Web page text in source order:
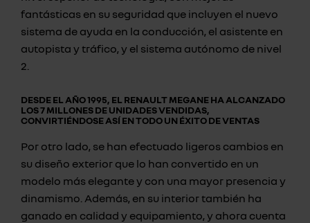
fantásticas en su seguridad que incluyen el nuevo
sistema de ayuda en la conducción, el asistente en
autopista y tráfico, y el sistema autónomo de nivel
2.
DESDE EL AÑO 1995, EL RENAULT MEGANE HA ALCANZADO
LOS 7 MILLONES DE UNIDADES VENDIDAS,
CONVIRTIÉNDOSE ASÍ EN TODO UN ÉXITO DE VENTAS
Por otro lado, se han efectuado ligeros cambios en
su diseño exterior que lo han convertido en un
modelo más elegante y con una mayor presencia y
dinamismo. Además, en su interior también ha
ganado en calidad y equipamiento, y ahora cuenta